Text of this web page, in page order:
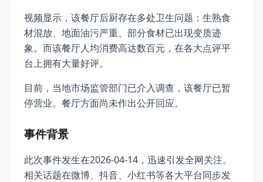
视频显示，该餐厅后厨存在多处卫生问题：生熟食
材混放、地面油污严重、部分食材已出现变质迹
象。而该餐厅人均消费高达数百元，在各大点评平
台上拥有大量好评。
目前，当地市场监管部门已介入调查，该餐厅已暂
停营业。餐厅方面尚未作出公开回应。
事件背景
此次事件发生在2026-04-14，迅速引发全网关注。
相关话题在微博、抖音、小红书等各大平台同步发